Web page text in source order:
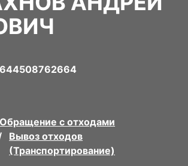
644508762664
Обращение с отходами
Вывоз отходов
(Транспортирование)